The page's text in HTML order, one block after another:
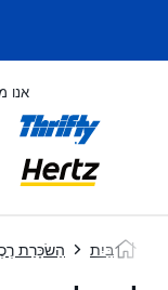
אנו
בַּיִת הַשׂכָּרַת